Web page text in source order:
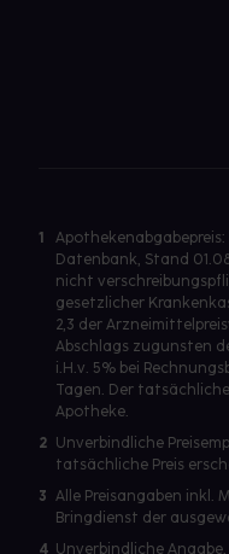
1
Apothekenabgabepreis:
Datenbank, Stand
nicht
gesetzlicher
2,3 der
Abschlags zugunsten
i.H.v. 5% bei
Tagen. Der
Apotheke.
2 Unverbindliche
tatsächliche Preis
3 Alle Preisangaben inkl.
Bringdienst der
4 Unverbindliche Angabe.